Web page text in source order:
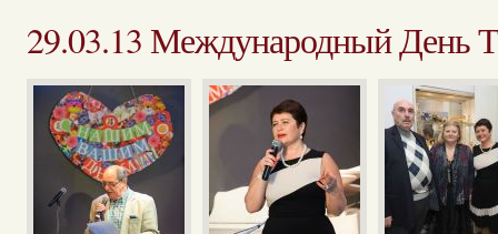
29.03.13 Международный День